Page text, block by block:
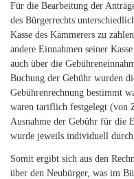
Für die Bearbeitung der
des Bürgerrechts
Kasse des Kämmerers zu
andere Einnahmen seiner
auch über die
Buchung der Gebühr wurden
Gebührenrechnung bestimmt
waren tariflich festgelegt (von
Ausnahme der Gebühr für die
wurde jeweils individuell
Somit ergibt sich aus den
über den Neubürger, was im